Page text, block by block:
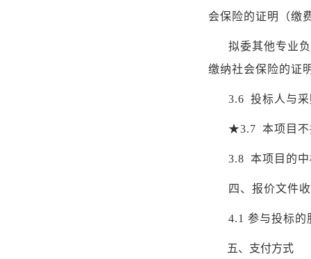
会保险的证明（缴
拟委其他专业
缴纳社会保险的证
3.6 投标人与
★3.7 本项目
3.8 本项目的
四、报价文件
4.1 参与投标的
五、支付方式